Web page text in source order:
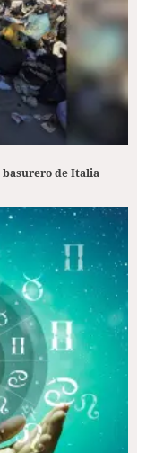
de Italia